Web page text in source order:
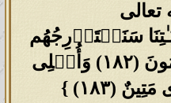
تعالى
سَنَسۡتَدۡرِجُهُم
مِّنۡ حَیۡثُ لَا یَعۡلَمُونَ (١٨٢) وَأُمۡلِی
(١٨٣) }